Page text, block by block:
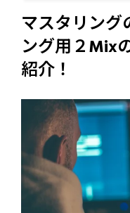
マスタリン
ング用２Mix
紹介！